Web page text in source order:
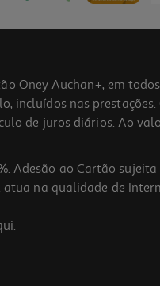
Oney Auchan+, em
incluídos nas
de juros diários. Ao
Adesão ao Cartão
na qualidade de
.